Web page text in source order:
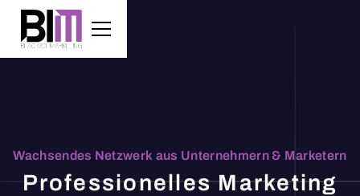
Wachsendes Netzwerk aus Unternehmern & Marketern
Professionelles Marketing